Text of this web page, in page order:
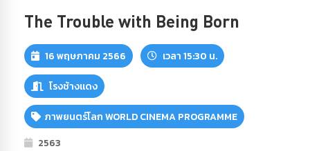
The Trouble with Being Born
16 พฤษภาคม 2566 เวลา 15:30 น.
โรงช้างแดง
ภาพยนตร์โลก WORLD CINEMA PROGRAMME
2563